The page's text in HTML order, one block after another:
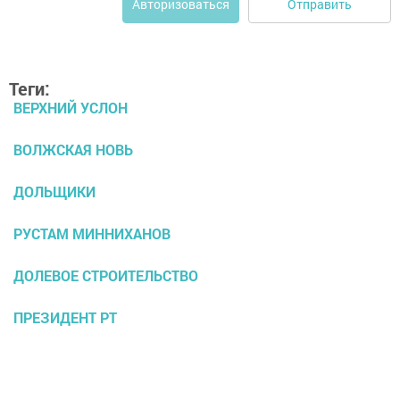
Авторизоваться Отправить
Теги:
ВЕРХНИЙ УСЛОН
ВОЛЖСКАЯ НОВЬ
ДОЛЬЩИКИ
РУСТАМ МИННИХАНОВ
ДОЛЕВОЕ СТРОИТЕЛЬСТВО
ПРЕЗИДЕНТ РТ